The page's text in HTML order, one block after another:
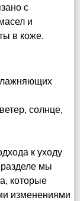
с
и
в коже.
солнце,
к уходу
мы
которые
изменениями